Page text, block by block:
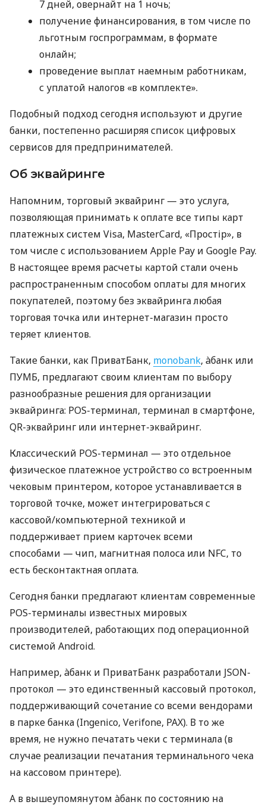
7 дней, овернайт на 1 ночь;
получение финансирования, в том числе по
льготным госпрограммам, в формате
онлайн;
проведение выплат наемным работникам,
с уплатой налогов «в комплекте».
Подобный подход сегодня используют и другие
банки, постепенно расширяя список цифровых
сервисов для предпринимателей.
Об эквайринге
Напомним, торговый эквайринг — это услуга,
позволяющая принимать к оплате все типы карт
платежных систем Visa, MasterCard, «Простір», в
том числе с использованием Apple Pay и Google Pay.
В настоящее время расчеты картой стали очень
распространенным способом оплаты для многих
покупателей, поэтому без эквайринга любая
торговая точка или интернет-магазин просто
теряет клиентов.
Такие банки, как ПриватБанк, monobank, àбанк или
ПУМБ, предлагают своим клиентам по выбору
разнообразные решения для организации
эквайринга: POS-терминал, терминал в смартфоне,
QR-эквайринг или интернет-эквайринг.
Классический POS-терминал — это отдельное
физическое платежное устройство со встроенным
чековым принтером, которое устанавливается в
торговой точке, может интегрироваться с
кассовой/компьютерной техникой и
поддерживает прием карточек всеми
способами — чип, магнитная полоса или NFC, то
есть бесконтактная оплата.
Сегодня банки предлагают клиентам современные
POS-терминалы известных мировых
производителей, работающих под операционной
системой Android.
Например, àбанк и ПриватБанк разработали JSON-
протокол — это единственный кассовый протокол,
поддерживающий сочетание со всеми вендорами
в парке банка (Ingenico, Verifone, PAX). В то же
время, не нужно печатать чеки с терминала (в
случае реализации печатания терминального чека
на кассовом принтере).
А в вышеупомянутом àбанк по состоянию на